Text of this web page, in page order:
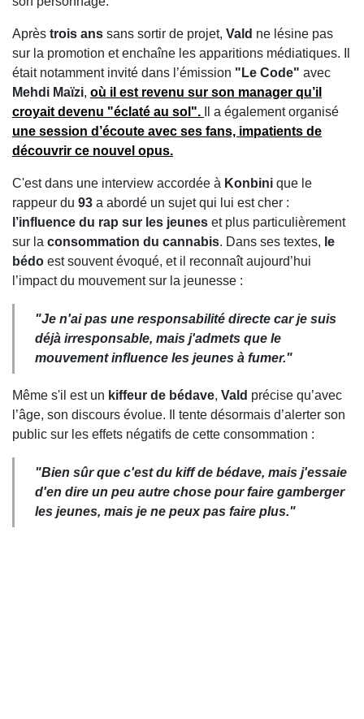
Après trois ans sans sortir de projet, Vald ne lésine pas
sur la promotion et enchaîne les apparitions médiatiques. Il
était notamment invité dans l’émission "Le Code" avec
Mehdi Maïzi, où il est revenu sur son manager qu’il
croyait devenu "éclaté au sol".
Il a également organisé
une session d’écoute avec ses fans, impatients de
découvrir ce nouvel opus.
C'est dans une interview accordée à Konbini que le
rappeur du 93 a abordé un sujet qui lui est cher :
l’influence du rap sur les jeunes et plus particulièrement
sur la consommation du cannabis. Dans ses textes, le
bédo est souvent évoqué, et il reconnaît aujourd’hui
l’impact du mouvement sur la jeunesse :
"Je n'ai pas une responsabilité directe car je suis
déjà irresponsable, mais j'admets que le
mouvement influence les jeunes à fumer."
Même s'il est un kiffeur de bédave, Vald précise qu’avec
l’âge, son discours évolue. Il tente désormais d’alerter son
public sur les effets négatifs de cette consommation :
"Bien sûr que c'est du kiff de bédave, mais j'essaie
d'en dire un peu autre chose pour faire gamberger
les jeunes, mais je ne peux pas faire plus."